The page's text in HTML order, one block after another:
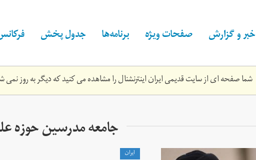
خبر و گزارش صفحات ویژه برنامه‌ها جدول پخش
شما صفحه ای از سایت قدیمی ایران اینترنشنال را مشاهده می کنید که دیگر به روز
جامعه مدرسین حوزه
ايران